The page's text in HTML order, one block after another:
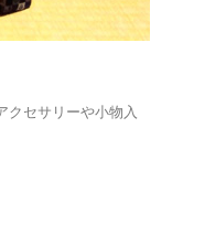
クセサリーや小物入